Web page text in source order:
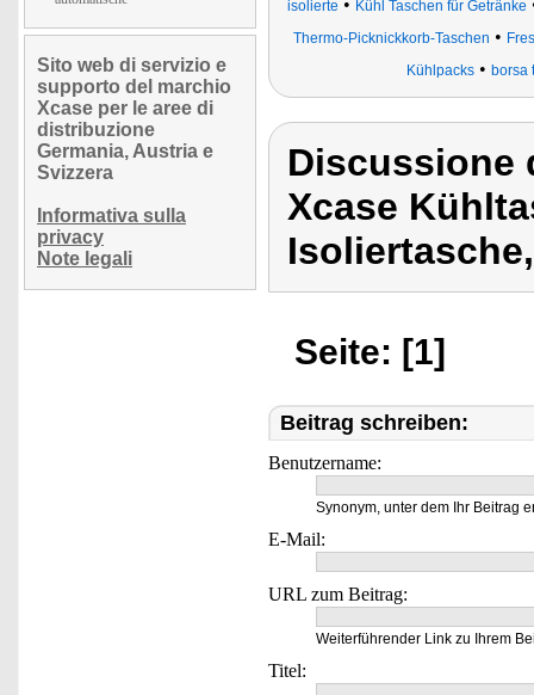
Sito web di servizio e
supporto del marchio
Xcase per le aree di
distribuzione
Germania, Austria e
Svizzera
Informativa sulla
privacy
Note legali
isolierte • Kühl Taschen für Getränke
Thermo-Picknickkorb-Taschen •
Kühlpacks • borsa
Discussione
Xcase
Seite: [1]
Beitrag schreiben:
Benutzername:
Synonym, unter dem Ihr Beitrag
E-Mail:
URL zum Beitrag:
Weiterführender Link zu Ihrem
Titel: